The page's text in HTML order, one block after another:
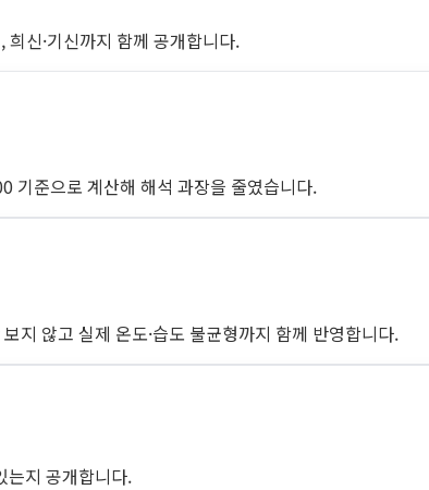
신·기신까지 함께 공개합니다.
기준으로 계산해 해석 과장을 줄였습니다.
지 않고 실제 온도·습도 불균형까지 함께 반영합니다.
는지 공개합니다.